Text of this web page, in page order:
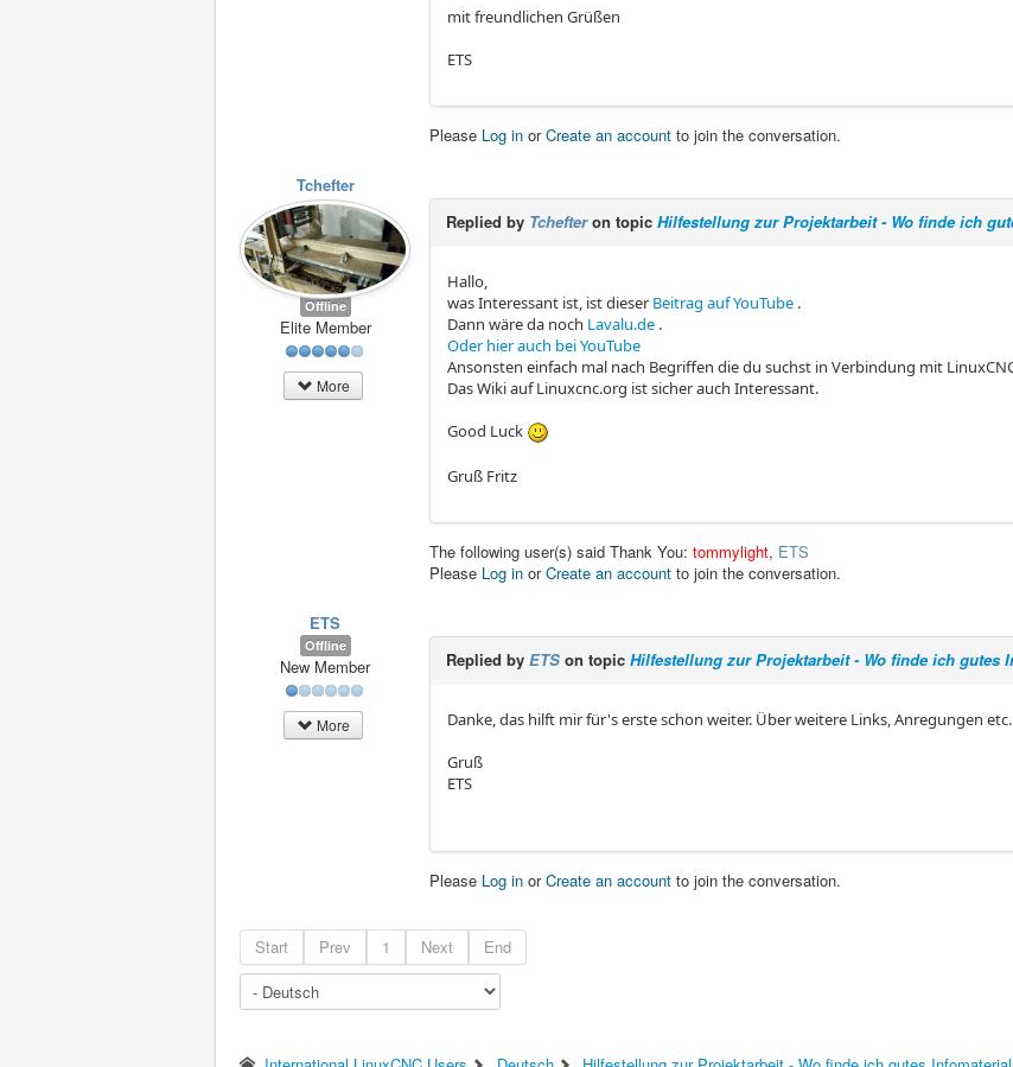
mit freundlichen Grüßen
ETS
Please Log in orCreate an account to join the conversation.
Tchefter
Offline
Elite Member
More
Replied by Tchefteron topic Hilfestellung zur Projektarbeit - Wo finde ich
Hallo,
was Interessant ist, ist dieser Beitrag auf YouTube .
Dann wäre da noch Lavalu.de .
Oder hier auch bei YouTube
Ansonsten einfach mal nach Begriffen die du suchst in Verbindung mit
Das Wiki auf Linuxcnc.org ist sicher auch Interessant.
Good Luck
Gruß Fritz
The following user(s) said Thank You: tommylight, ETS
Please Log in orCreate an account to join the conversation.
ETS
Offline
New Member
More
Replied by ETS on topic Hilfestellung zur Projektarbeit - Wo finde ich gutes
Danke, das hilft mir für's erste schon weiter. Über weitere Links, Anregungen
Gruß
ETS
Please Log in orCreate an account to join the conversation.
Start Prev 1 Next End